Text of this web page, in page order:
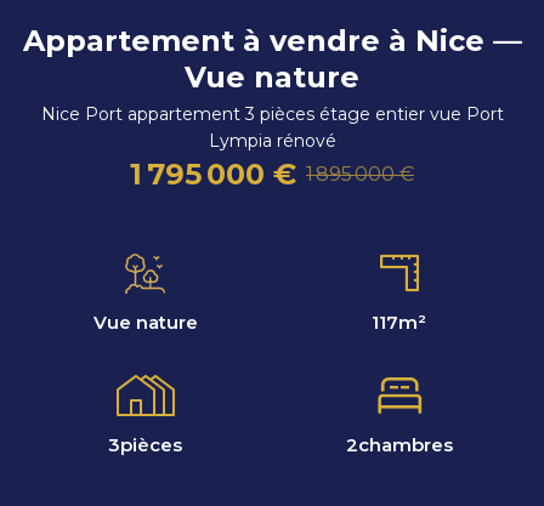
Appartement à vendre à Nice —
Vue nature
Nice Port appartement 3 pièces étage entier vue Port
Lympia rénové
1 795 000 € 1 895 000 €
Vue nature 117m²
3pièces 2chambres